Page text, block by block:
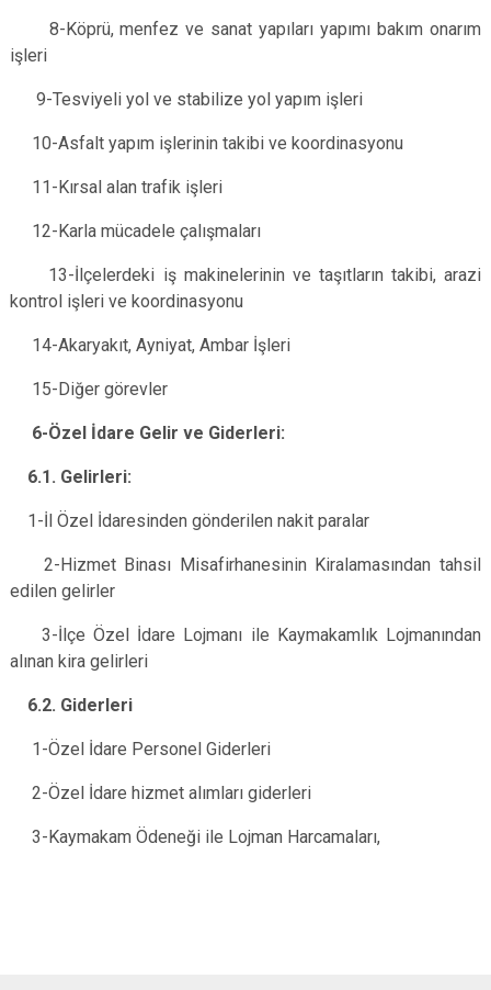
8-Köprü, menfez ve sanat yapıları yapımı bakım onarım
işleri
9-Tesviyeli yol ve stabilize yol yapım işleri
10-Asfalt yapım işlerinin takibi ve koordinasyonu
11-Kırsal alan trafik işleri
12-Karla mücadele çalışmaları
13-İlçelerdeki iş makinelerinin ve taşıtların takibi, arazi
kontrol işleri ve koordinasyonu
14-Akaryakıt, Ayniyat, Ambar İşleri
15-Diğer görevler
6-Özel İdare Gelir ve Giderleri:
6.1. Gelirleri:
1-İl Özel İdaresinden gönderilen nakit paralar
2-Hizmet Binası Misafirhanesinin Kiralamasından tahsil
edilen gelirler
3-İlçe Özel İdare Lojmanı ile Kaymakamlık Lojmanından
alınan kira gelirleri
6.2. Giderleri
1-Özel İdare Personel Giderleri
2-Özel İdare hizmet alımları giderleri
3-Kaymakam Ödeneği ile Lojman Harcamaları,